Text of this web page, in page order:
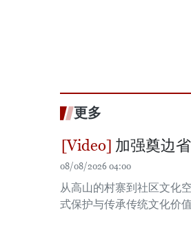
更多
加强奠边
08/08/2026 04:00
从高山的村寨到社区文化
式保护与传承传统文化价值